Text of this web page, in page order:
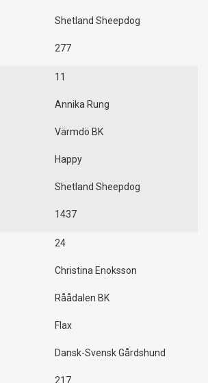
Shetland Sheepdog
277
11
Annika Rung
Värmdö BK
Happy
Shetland Sheepdog
1437
24
Christina Enoksson
Råådalen BK
Flax
Dansk-Svensk Gårdshund
217